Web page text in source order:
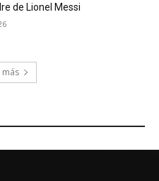
de Lionel Messi
más